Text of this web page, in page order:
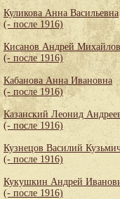
Куликова Анна Васильевна
(- после 1916)
Кисанов Андрей
(- после 1916)
Кабанова Анна Ивановна
(- после 1916)
Казанский Леонид
(- после 1916)
Кузнецов Василий
(- после 1916)
Кукушкин Андрей
(- после 1916)